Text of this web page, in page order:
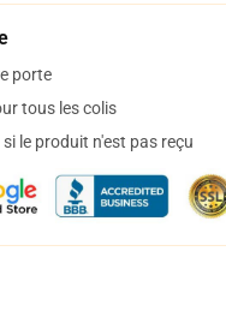
porte
tous les colis
le produit n'est pas reçu